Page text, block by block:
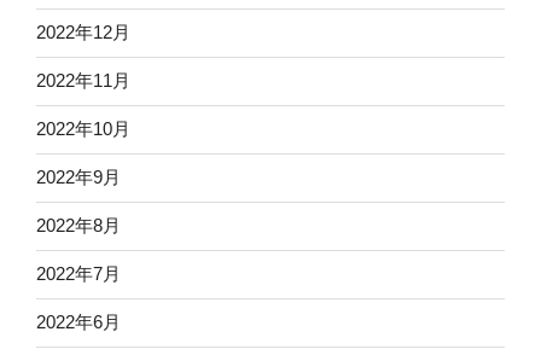
2022年12月
2022年11月
2022年10月
2022年9月
2022年8月
2022年7月
2022年6月